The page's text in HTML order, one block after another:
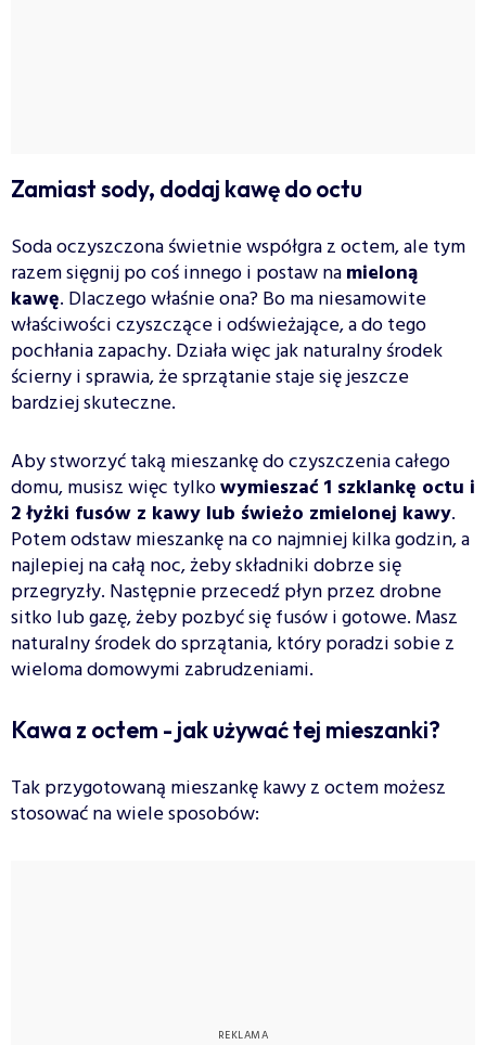
Zamiast sody, dodaj kawę do octu
Soda oczyszczona świetnie współgra z octem, ale tym
razem sięgnij po coś innego i postaw namieloną
kawę. Dlaczego właśnie ona? Bo ma niesamowite
właściwości czyszczące i odświeżające, a do tego
pochłania zapachy. Działa więc jak naturalny środek
ścierny i sprawia, że sprzątanie staje się jeszcze
bardziej skuteczne.
Aby stworzyć taką mieszankę do czyszczenia całego
domu, musisz więc tylkowymieszać 1 szklankę octu i
2 łyżki fusów z kawy lub świeżo zmielonej kawy.
Potem odstaw mieszankę na co najmniej kilka godzin, a
najlepiej na całą noc, żeby składniki dobrze się
przegryzły. Następnie przecedź płyn przez drobne
sitko lub gazę, żeby pozbyć się fusów i gotowe. Masz
naturalny środek do sprzątania, który poradzi sobie z
wieloma domowymi zabrudzeniami.
Kawa z octem - jak używać tej mieszanki?
Tak przygotowaną mieszankę kawy z octem możesz
stosować na wiele sposobów: